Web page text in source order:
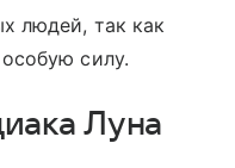
людей, так как
силу.
Луна